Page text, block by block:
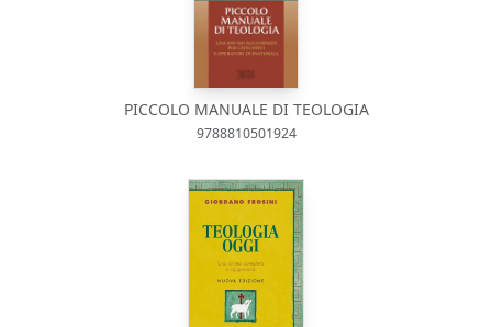
PICCOLO MANUALE DI TEOLOGIA
9788810501924